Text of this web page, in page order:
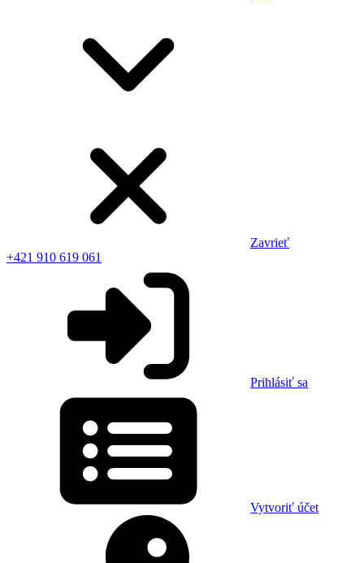
Zavrieť
+421 910 619 061
Prihlásiť sa
Vytvoriť účet